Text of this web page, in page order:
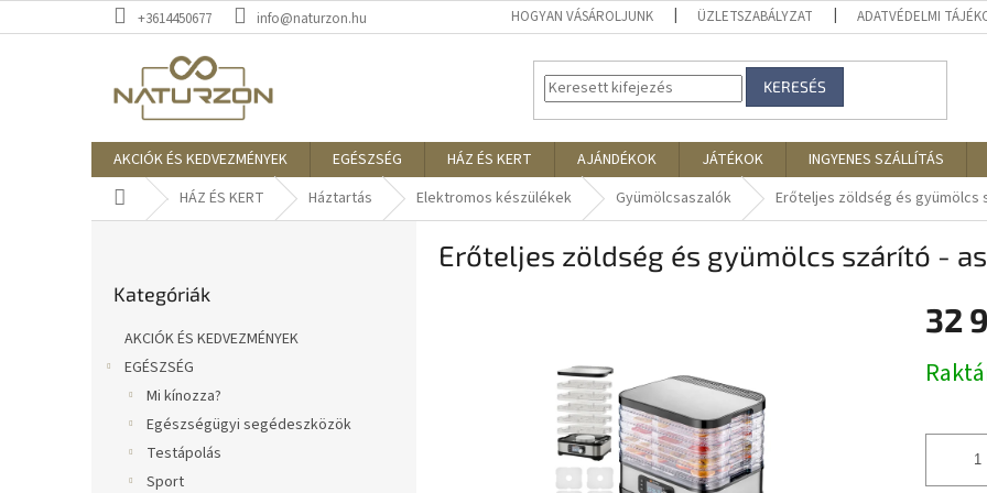
a
+3614450677 info@naturzon.hu HOGYAN VÁSÁROLJUNK ÜZLETSZABÁLYZAT ADATVÉDELMI
KERESÉS
AKCIÓK ÉS KEDVEZMÉNYEK EGÉSZSÉG HÁZ ÉS KERT AJÁNDÉKOK JÁTÉKOK INGYENES SZÁLLÍTÁS
KezdőlapHÁZ ÉS KERT Háztartás Elektromos készülékek Gyümölcsaszalók Erőteljes zöldség és gyümölcs
átugrása
Kategóriák
AKCIÓK ÉS KEDVEZMÉNYEK
EGÉSZSÉG
Mi kínozza?
Egészségügyi segédeszközök
Testápolás
Sport
Erőteljes zöldség és gyümölcs szárító -
32